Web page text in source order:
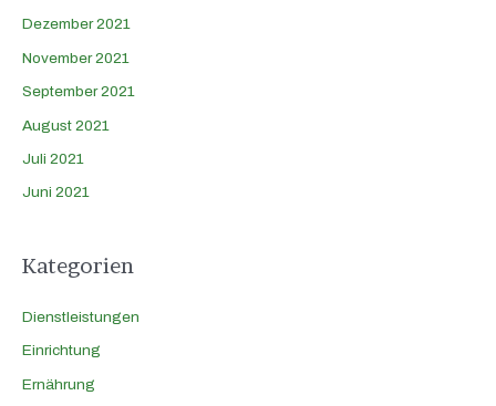
Dezember 2021
November 2021
September 2021
August 2021
Juli 2021
Juni 2021
Kategorien
Dienstleistungen
Einrichtung
Ernährung